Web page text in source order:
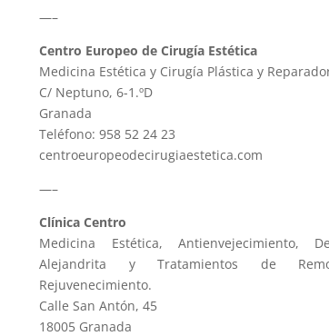
—–
Centro Europeo de Cirugía Estética
Medicina Estética y Cirugía Plástica y
C/ Neptuno, 6-1.ºD
Granada
Teléfono: 958 52 24 23
centroeuropeodecirugiaestetica.com
—–
Clínica Centro
Medicina Estética, Antienvejecimiento,
Alejandrita y Tratamientos de
Rejuvenecimiento.
Calle San Antón, 45
18005 Granada